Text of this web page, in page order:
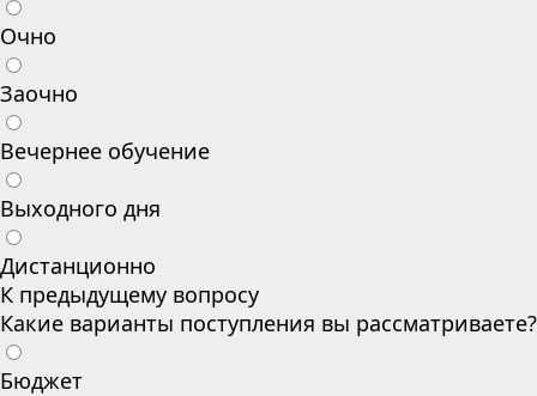
Очно
Заочно
Вечернее обучение
Выходного дня
Дистанционно
К предыдущему вопросу
Какие варианты поступления вы рассматриваете?
Бюджет